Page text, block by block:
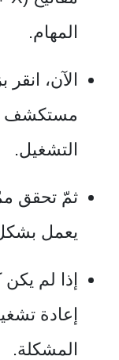
المهام.
الآن، انقر
التشغيل.
ثمّ تحقق
يعمل
إذا لم
إعادة
المشكلة.